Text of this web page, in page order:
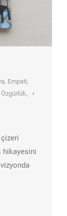
, Empati,
Özgürlük,
çizeri
hikayesini